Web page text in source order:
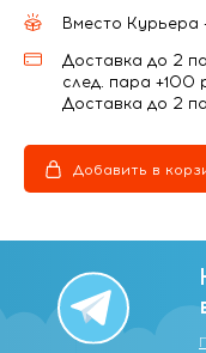
Вместо Курьера
Доставка до 2
след. пара +100
Доставка до 2
Добавить в